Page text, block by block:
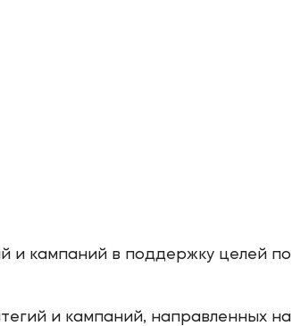
и кампаний в поддержку целей по
и кампаний, направленных на